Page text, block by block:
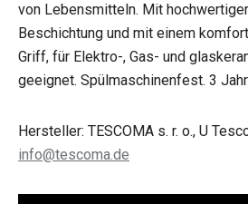
von Lebensmitteln. Mit
Beschichtung und mit einem
Griff, für Elektro-, Gas- und
geeignet. Spülmaschinenfest. 3
Hersteller: TESCOMA s. r. o., U
info@tescoma.de